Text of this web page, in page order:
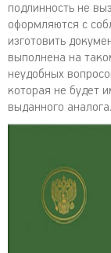
подлинность не
оформляются с
изготовить
выполнена на
неудобных
которая не будет
выданного аналога.